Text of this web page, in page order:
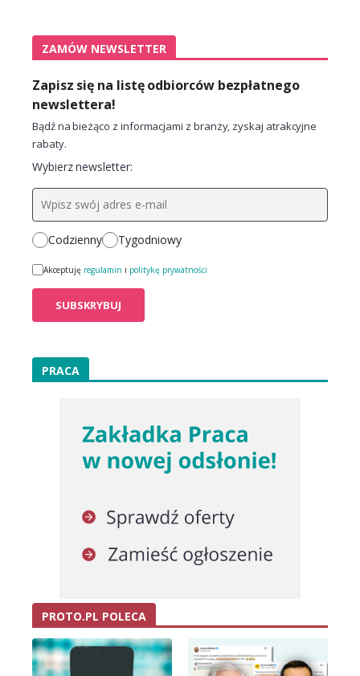
ZAMÓW NEWSLETTER
Zapisz się na listę odbiorców bezpłatnego
newslettera!
Bądź na bieżąco z informacjami z branży, zyskaj atrakcyjne
rabaty.
Wybierz newsletter:
Codzienny Tygodniowy
Akceptuję regulamin i politykę prywatności
PRACA
PROTO.PL POLECA